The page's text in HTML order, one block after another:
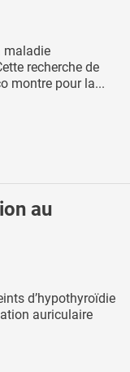
maladie
recherche de
montre pour la...
au
d’hypothyroïdie
auriculaire